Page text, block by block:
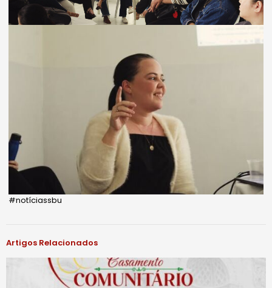
#notíciassbu
Artigos Relacionados